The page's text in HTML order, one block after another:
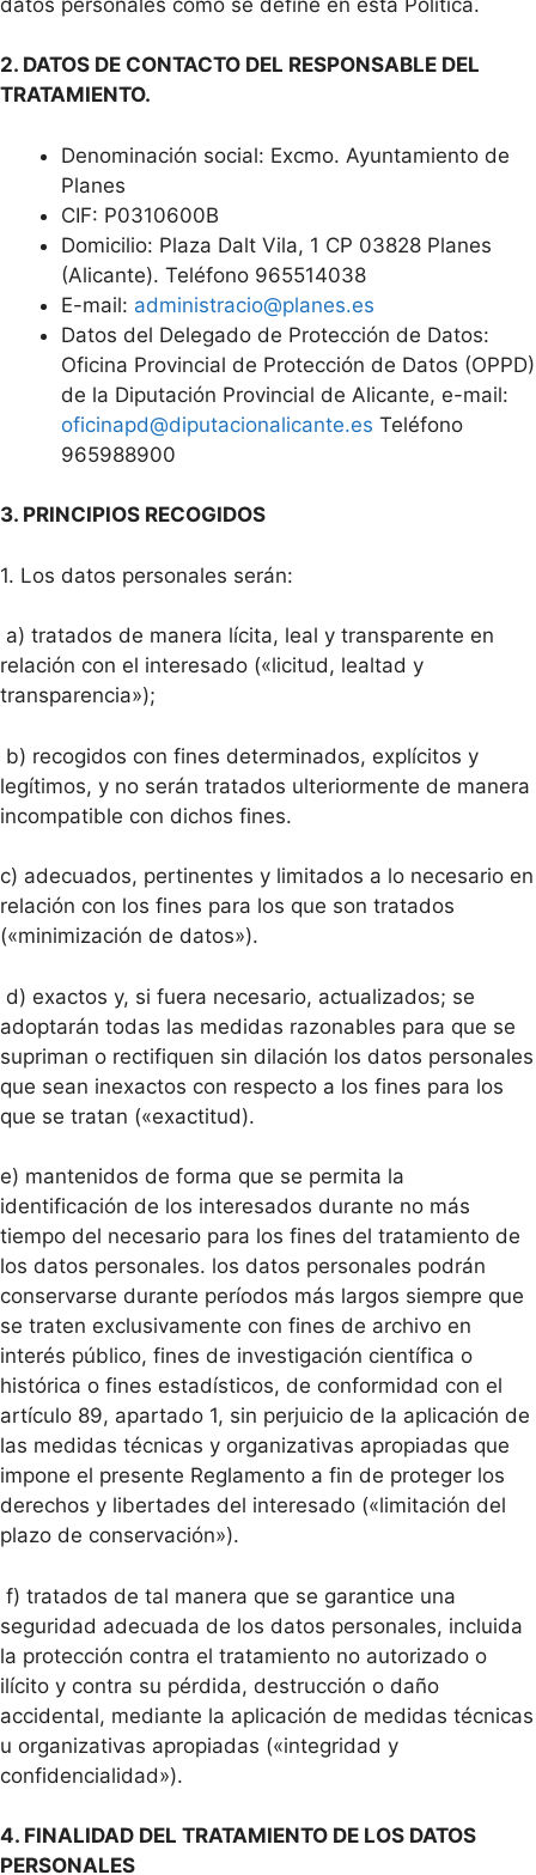
2. DATOS DE CONTACTO DEL RESPONSABLE DEL
TRATAMIENTO.
Denominación social: Excmo. Ayuntamiento de
Planes
CIF: P0310600B
Domicilio: Plaza Dalt Vila, 1 CP 03828 Planes
(Alicante). Teléfono 965514038
E-mail: administracio@planes.es
Datos del Delegado de Protección de Datos:
Oficina Provincial de Protección de Datos (OPPD)
de la Diputación Provincial de Alicante, e-mail:
oficinapd@diputacionalicante.es Teléfono
965988900
3. PRINCIPIOS RECOGIDOS
1. Los datos personales serán:
a) tratados de manera lícita, leal y transparente en
relación con el interesado («licitud, lealtad y
transparencia»);
b) recogidos con fines determinados, explícitos y
legítimos, y no serán tratados ulteriormente de manera
incompatible con dichos fines.
c) adecuados, pertinentes y limitados a lo necesario en
relación con los fines para los que son tratados
(«minimización de datos»).
d) exactos y, si fuera necesario, actualizados; se
adoptarán todas las medidas razonables para que se
supriman o rectifiquen sin dilación los datos personales
que sean inexactos con respecto a los fines para los
que se tratan («exactitud).
e) mantenidos de forma que se permita la
identificación de los interesados durante no más
tiempo del necesario para los fines del tratamiento de
los datos personales. los datos personales podrán
conservarse durante períodos más largos siempre que
se traten exclusivamente con fines de archivo en
interés público, fines de investigación científica o
histórica o fines estadísticos, de conformidad con el
artículo 89, apartado 1, sin perjuicio de la aplicación de
las medidas técnicas y organizativas apropiadas que
impone el presente Reglamento a fin de proteger los
derechos y libertades del interesado («limitación del
plazo de conservación»).
f) tratados de tal manera que se garantice una
seguridad adecuada de los datos personales, incluida
la protección contra el tratamiento no autorizado o
ilícito y contra su pérdida, destrucción o daño
accidental, mediante la aplicación de medidas técnicas
u organizativas apropiadas («integridad y
confidencialidad»).
4. FINALIDAD DEL TRATAMIENTO DE LOS DATOS
PERSONALES